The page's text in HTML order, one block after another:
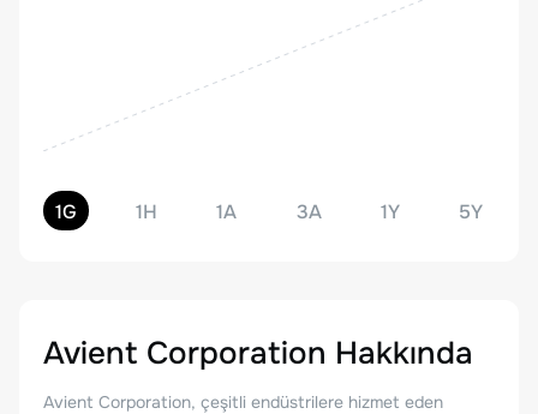
1G 1H 1A 3A 1Y 5Y
Avient Corporation Hakkında
Avient Corporation, çeşitli endüstrilere hizmet eden